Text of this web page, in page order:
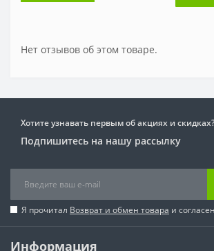
Нет отзывов об этом товаре.
Хотите узнавать первым об акциях и скидках?
Подпишитесь на нашу рассылку
Я прочитал Возврат и обмен товара и
Информация